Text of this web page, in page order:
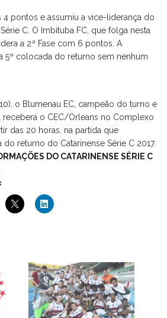
4 pontos e assumiu a vice-liderança do
C. O Imbituba FC, que folga nesta
a 2ª Fase com 6 pontos. A
5ª colocada do returno sem nenhum
o Blumenau EC, campeão do turno e
receberá o CEC/Orleans no Complexo
das 20 horas, na partida que
returno do Catarinense Série C 2017.
DO CATARINENSE SÉRIE C